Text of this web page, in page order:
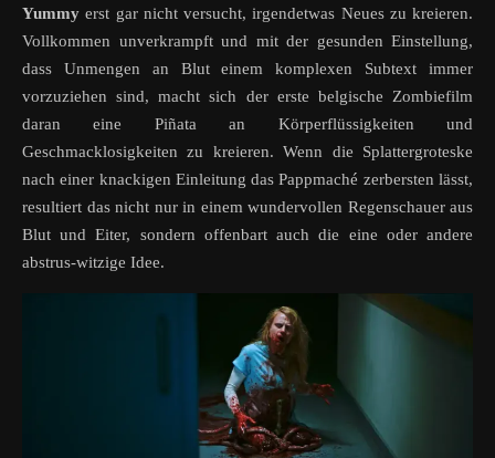
Yummy erst gar nicht versucht, irgendetwas Neues zu kreieren.
Vollkommen unverkrampft und mit der gesunden Einstellung,
dass Unmengen an Blut einem komplexen Subtext immer
vorzuziehen sind, macht sich der erste belgische Zombiefilm
daran eine Piñata an Körperflüssigkeiten und
Geschmacklosigkeiten zu kreieren. Wenn die Splattergroteske
nach einer knackigen Einleitung das Pappmaché zerbersten lässt,
resultiert das nicht nur in einem wundervollen Regenschauer aus
Blut und Eiter, sondern offenbart auch die eine oder andere
abstrus-witzige Idee.